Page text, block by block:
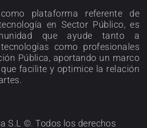
plataforma referente de
en Sector Público, es
que ayude tanto a
como profesionales
Pública, aportando un marco
facilite y optimice la relación
S.L ©. Todos los derechos